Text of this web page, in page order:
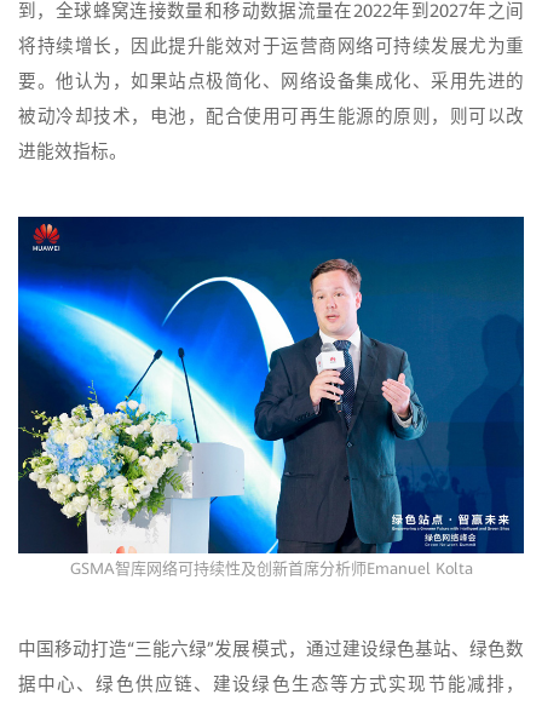
到，全球蜂窝连接数量和移动数据流量在2022年到2027年之间
将持续增长，因此提升能效对于运营商网络可持续发展尤为重
要。他认为，如果站点极简化、网络设备集成化、采用先进的
被动冷却技术，电池，配合使用可再生能源的原则，则可以改
进能效指标。
GSMA智库网络可持续性及创新首席分析师Emanuel Kolta
中国移动打造“三能六绿”发展模式，通过建设绿色基站、绿色数
据中心、绿色供应链、建设绿色生态等方式实现节能减排，